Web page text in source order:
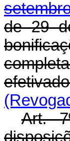
de 29
Art.